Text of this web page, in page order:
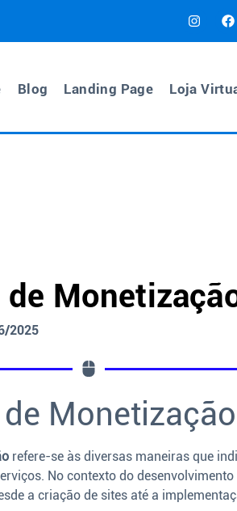
Blog Landing Page Loja
2025
Monetização
refere-se às diversas maneiras que
No contexto do
a criação de sites até a